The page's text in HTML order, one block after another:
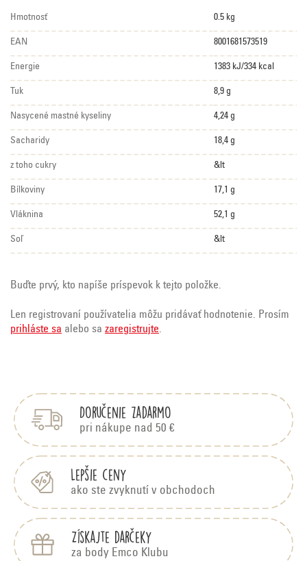
Hmotnosť 0.5 kg
EAN 8001681573519
Energie 1383 kJ/334 kcal
Tuk 8,9 g
Nasycené mastné kyseliny 4,24 g
Sacharidy 18,4 g
z toho cukry &lt
Bílkoviny 17,1 g
Vláknina 52,1 g
Soľ &lt
Buďte prvý, kto napíše príspevok k tejto položke.
Len registrovaní používatelia môžu pridávať hodnotenie. Prosím
prihláste sa alebo sa zaregistrujte.
Doručenie zadarmo
pri nákupe nad 50 €
Lepšie ceny
ako ste zvyknutí v obchodoch
Získajte darčeky
za body Emco Klubu